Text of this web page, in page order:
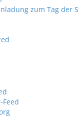
zum Tag der